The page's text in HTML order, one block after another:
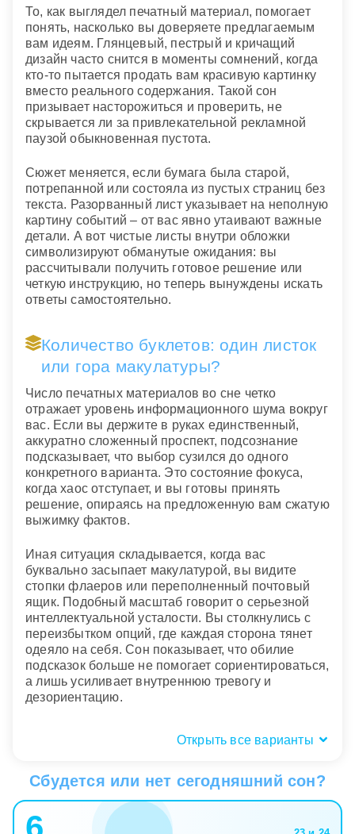
То, как выглядел печатный материал, помогает
понять, насколько вы доверяете предлагаемым
вам идеям. Глянцевый, пестрый и кричащий
дизайн часто снится в моменты сомнений, когда
кто-то пытается продать вам красивую картинку
вместо реального содержания. Такой сон
призывает насторожиться и проверить, не
скрывается ли за привлекательной рекламной
паузой обыкновенная пустота.
Сюжет меняется, если бумага была старой,
потрепанной или состояла из пустых страниц без
текста. Разорванный лист указывает на неполную
картину событий – от вас явно утаивают важные
детали. А вот чистые листы внутри обложки
символизируют обманутые ожидания: вы
рассчитывали получить готовое решение или
четкую инструкцию, но теперь вынуждены искать
ответы самостоятельно.
Количество буклетов: один листок
или гора макулатуры?
Число печатных материалов во сне четко
отражает уровень информационного шума вокруг
вас. Если вы держите в руках единственный,
аккуратно сложенный проспект, подсознание
подсказывает, что выбор сузился до одного
конкретного варианта. Это состояние фокуса,
когда хаос отступает, и вы готовы принять
решение, опираясь на предложенную вам сжатую
выжимку фактов.
Иная ситуация складывается, когда вас
буквально засыпает макулатурой, вы видите
стопки флаеров или переполненный почтовый
ящик. Подобный масштаб говорит о серьезной
интеллектуальной усталости. Вы столкнулись с
переизбытком опций, где каждая сторона тянет
одеяло на себя. Сон показывает, что обилие
подсказок больше не помогает сориентироваться,
а лишь усиливает внутреннюю тревогу и
дезориентацию.
Открыть все варианты
дом или рабочее место
Место, где вам вручили или где вы нашли эту
сжатую информацию, указывает на сферу
Сбудется или нет сегодняшний сон?